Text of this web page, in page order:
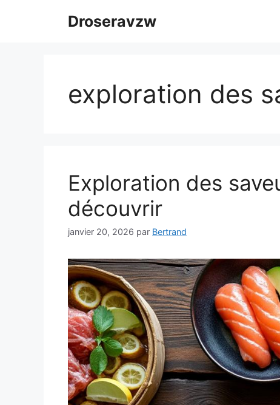
Droseravzw
exploration des
Exploration des
découvrir
janvier 20, 2026 par Bertrand